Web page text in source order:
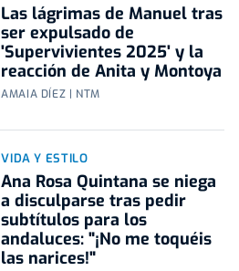
Las lágrimas de Manuel tras
ser expulsado de
'Supervivientes 2025' y la
reacción de Anita y Montoya
AMAIA DÍEZ | NTM
VIDA Y ESTILO
Ana Rosa Quintana se niega
a disculparse tras pedir
subtítulos para los
andaluces: "¡No me toquéis
las narices!"